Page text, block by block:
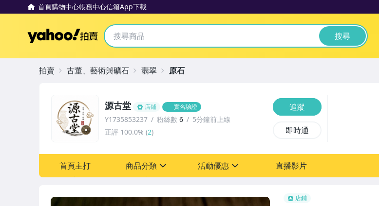
首頁購物中心帳務中心信箱App下載
Yahoo拍賣 搜尋
店鋪
源古堂 店鋪 實名驗證
Y1735853237 粉絲數 6
5分鐘前上線
正評 100.0% (2)
追蹤
即時通
首頁主打 商品分類 活動優惠 直播影片
拍賣 古董、藝術與礦石 翡翠 原石